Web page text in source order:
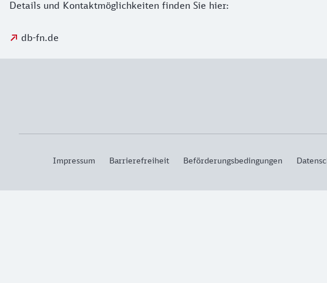
Details und Kontaktmöglichkeiten finden Sie hier:
db-fn.de
Impressum Barrierefreiheit Beförderungsbedingungen